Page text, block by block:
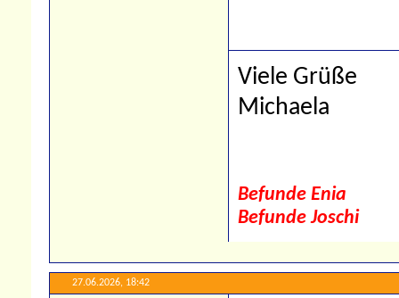
Viele Grüße
Michaela
Befunde Enia
Befunde Joschi
27.06.2026, 18:42